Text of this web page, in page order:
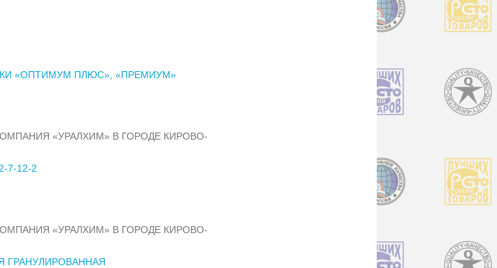
«ОПТИМУМ ПЛЮС», «ПРЕМИУМ»
«УРАЛХИМ» В ГОРОДЕ КИРОВО-
7-12-2
«УРАЛХИМ» В ГОРОДЕ КИРОВО-
ГРАНУЛИРОВАННАЯ